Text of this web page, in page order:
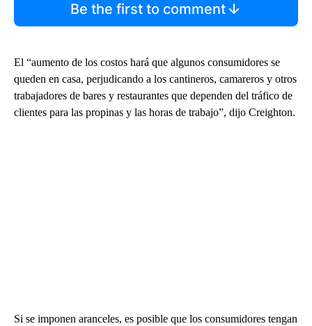
Be the first to comment
El “aumento de los costos hará que algunos consumidores se
queden en casa, perjudicando a los cantineros, camareros y otros
trabajadores de bares y restaurantes que dependen del tráfico de
clientes para las propinas y las horas de trabajo”, dijo Creighton.
Si se imponen aranceles, es posible que los consumidores tengan